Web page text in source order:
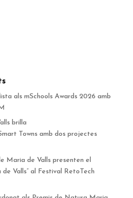
als mSchools Awards 2026 amb
brilla
Towns amb dos projectes
Maria de Valls presenten el
Valls” al Festival RetoTech